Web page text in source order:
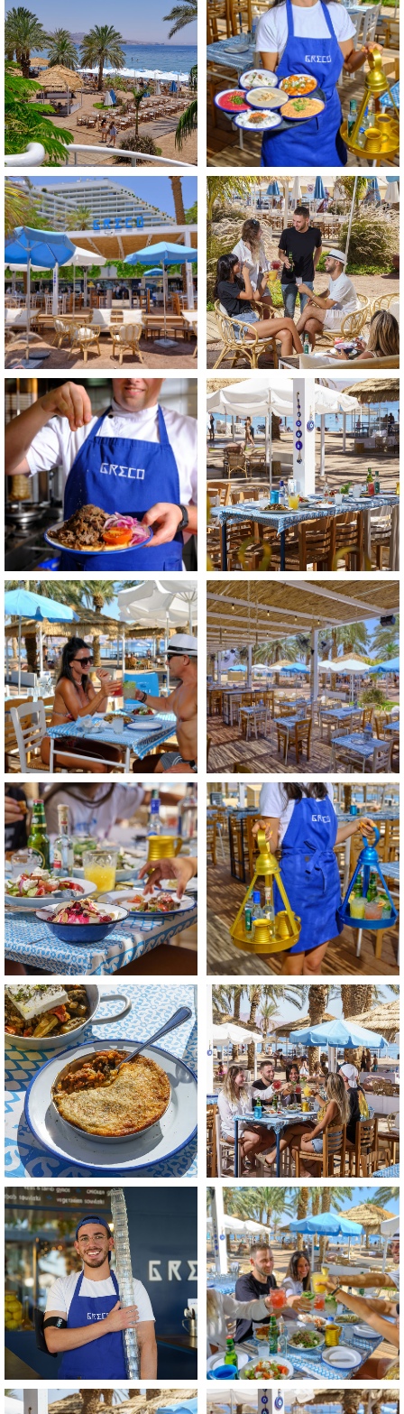
-
+
התמונה
בגדול
-
+
לפתיחת
התמונה
בגדול
-
+
לפתיחת
התמונה
בגדול
+
לפתיחת
התמונה
בגדול
-
+
לפתיחת
התמונה
בגדול
-
+
לפתיחת
התמונה
בגדול
-
+
לפתיחת
התמונה
בגדול
-
+
לפתיחת
התמונה
בגדול
-
+
לפתיחת
התמונה
בגדול
-
+
לפתיחת
התמונה
בגדול
-
+
לפתיחת
התמונה
בגדול
-
+
לפתיחת
התמונה
בגדול
-
+
לפתיחת
התמונה
בגדול
-
+
לפתיחת
לפתיחת